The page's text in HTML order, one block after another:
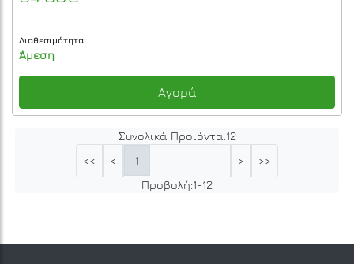
Διαθεσιμότητα:
Άμεση
Αγορά
Συνολικά Προιόντα:12
<<
< 1 >
>>
Προβολή:1-12